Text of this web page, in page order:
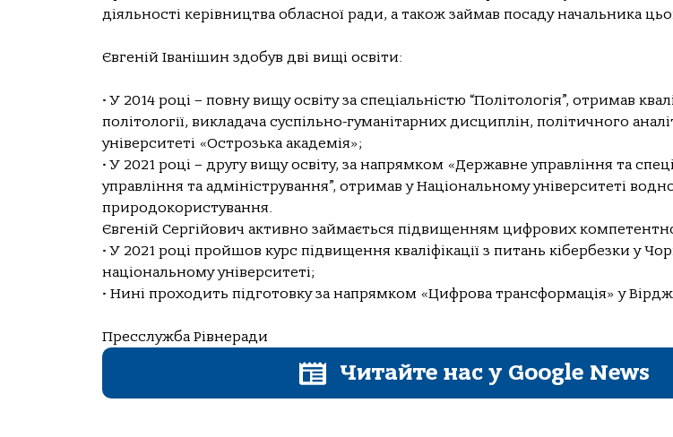
діяльності керівництва обласної ради, а також займав посаду начальника
Євгеній Іванішин здобув дві вищі освіти:
• У 2014 році – повну вищу освіту за спеціальністю “Політологія”, отримав
політології, викладача суспільно-гуманітарних дисциплін, політичного
університеті «Острозька академія»;
• У 2021 році – другу вищу освіту, за напрямком «Державне управління та
управління та адміністрування”, отримав у Національному університеті
природокористування.
Євгеній Сергійович активно займається підвищенням цифрових
• У 2021 році пройшов курс підвищення кваліфікації з питань кібербезки у
національному університеті;
• Нині проходить підготовку за напрямком «Цифрова трансформація» у
Пресслужба Рівнеради
Читайте нас у Google News